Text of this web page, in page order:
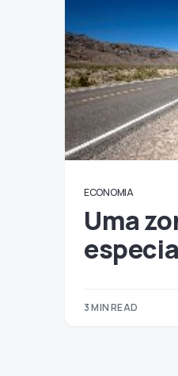
ECONOMIA
Uma
3 MIN READ